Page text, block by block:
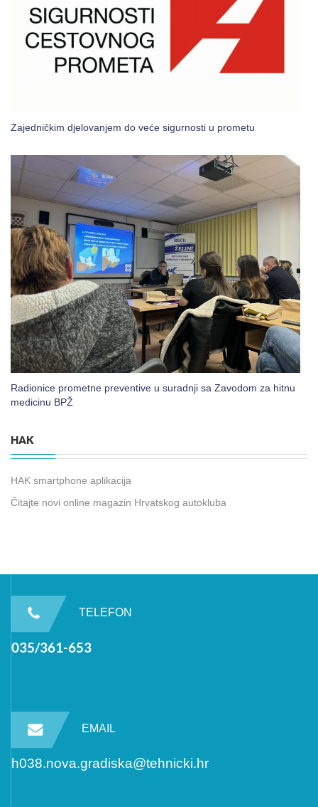
Zajedničkim djelovanjem do veće sigurnosti u prometu
Radionice prometne preventive u suradnji sa Zavodom za hitnu
medicinu BPŽ
HAK
HAK smartphone aplikacija
Čitajte novi online magazin Hrvatskog autokluba
TELEFON
035/361-653
EMAIL
h038.nova.gradiska@tehnicki.hr